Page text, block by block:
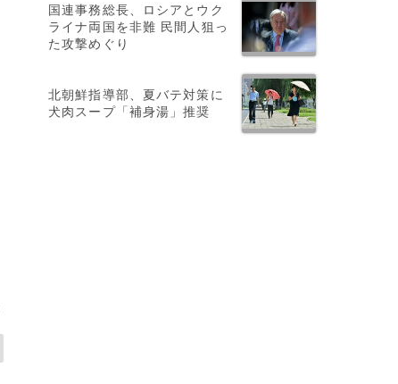
国連事務総長、ロシアとウク
ライナ両国を非難 民間人狙っ
た攻撃めぐり
北朝鮮指導部、夏バテ対策に
犬肉スープ「補身湯」推奨